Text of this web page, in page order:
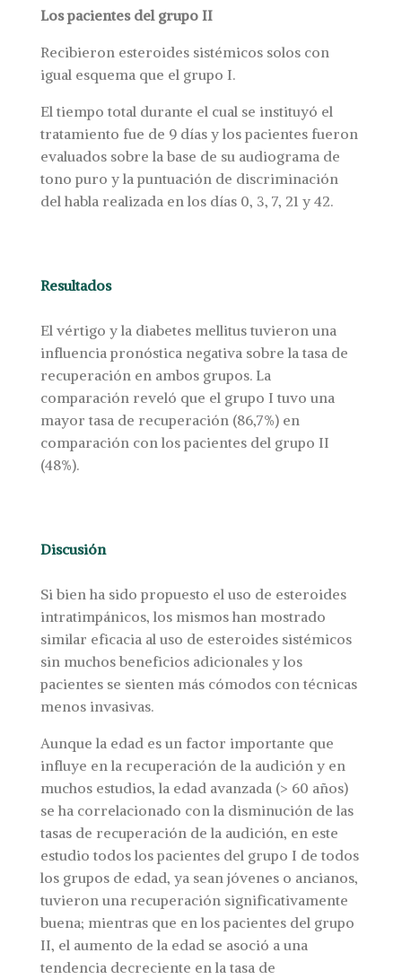
Los pacientes del grupo II
Recibieron esteroides sistémicos solos con
igual esquema que el grupo I.
El tiempo total durante el cual se instituyó el
tratamiento fue de 9 días y los pacientes fueron
evaluados sobre la base de su audiograma de
tono puro y la puntuación de discriminación
del habla realizada en los días 0, 3, 7, 21 y 42.
Resultados
El vértigo y la diabetes mellitus tuvieron una
influencia pronóstica negativa sobre la tasa de
recuperación en ambos grupos. La
comparación reveló que el grupo I tuvo una
mayor tasa de recuperación (86,7%) en
comparación con los pacientes del grupo II
(48%).
Discusión
Si bien ha sido propuesto el uso de esteroides
intratimpánicos, los mismos han mostrado
similar eficacia al uso de esteroides sistémicos
sin muchos beneficios adicionales y los
pacientes se sienten más cómodos con técnicas
menos invasivas.
Aunque la edad es un factor importante que
influye en la recuperación de la audición y en
muchos estudios, la edad avanzada (> 60 años)
se ha correlacionado con la disminución de las
tasas de recuperación de la audición, en este
estudio todos los pacientes del grupo I de todos
los grupos de edad, ya sean jóvenes o ancianos,
tuvieron una recuperación significativamente
buena; mientras que en los pacientes del grupo
II, el aumento de la edad se asoció a una
tendencia decreciente en la tasa de